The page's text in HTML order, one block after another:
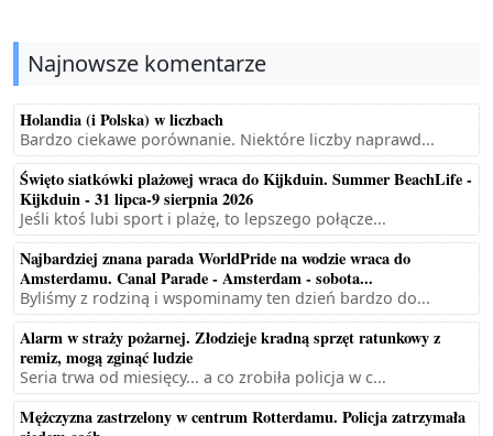
Najnowsze komentarze
Holandia (i Polska) w liczbach
Bardzo ciekawe porównanie. Niektóre liczby naprawd...
Święto siatkówki plażowej wraca do Kijkduin. Summer BeachLife -
Kijkduin - 31 lipca-9 sierpnia 2026
Jeśli ktoś lubi sport i plażę, to lepszego połącze...
Najbardziej znana parada WorldPride na wodzie wraca do
Amsterdamu. Canal Parade - Amsterdam - sobota...
Byliśmy z rodziną i wspominamy ten dzień bardzo do...
Alarm w straży pożarnej. Złodzieje kradną sprzęt ratunkowy z
remiz, mogą zginąć ludzie
Seria trwa od miesięcy... a co zrobiła policja w c...
Mężczyzna zastrzelony w centrum Rotterdamu. Policja zatrzymała